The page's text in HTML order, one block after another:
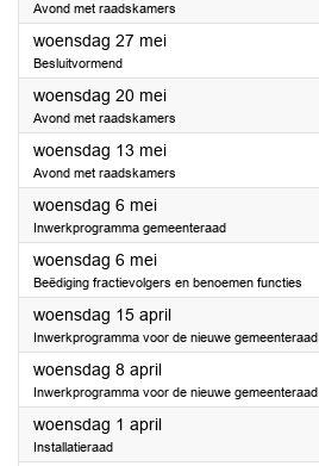
Avond met raadskamers
woensdag 27 mei2026
Besluitvormend
woensdag 20 mei2026
Avond met raadskamers
woensdag 13 mei2026
Avond met raadskamers
woensdag 6 mei2026
Inwerkprogramma gemeenteraad
woensdag 6 mei2026
Beëdiging fractievolgers en benoemen functies
woensdag 15 april2026
Inwerkprogramma voor de nieuwe gemeenteraad
woensdag 8 april2026
Inwerkprogramma voor de nieuwe gemeenteraad
woensdag 1 april2026
Installatieraad